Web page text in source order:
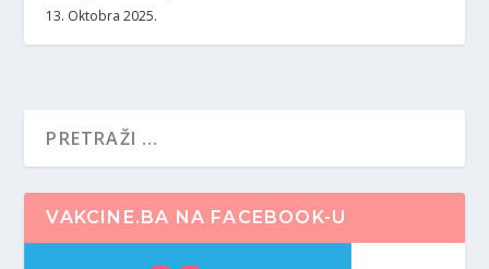
13. Oktobra 2025.
VAKCINE.BA NA FACEBOOK-U